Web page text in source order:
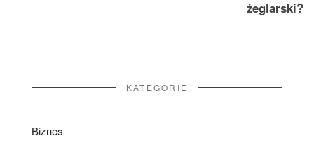
żeglarski?
KATEGORIE
Biznes